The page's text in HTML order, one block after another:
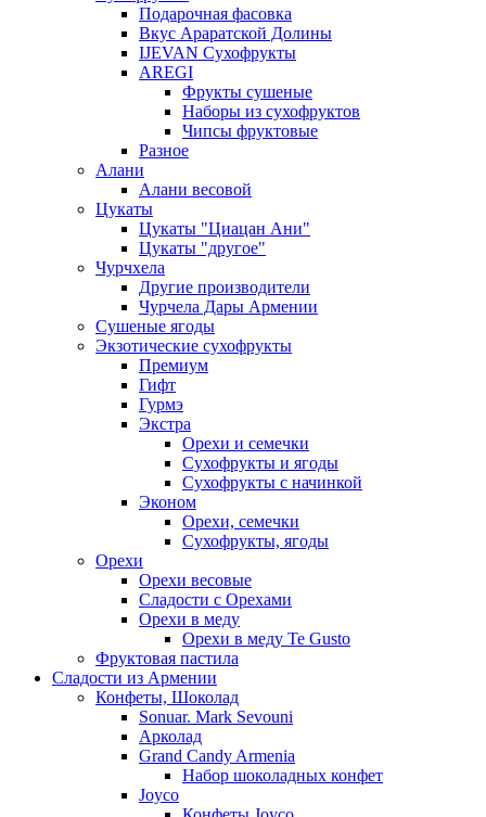
Подарочная фасовка
Вкус Араратской Долины
IJEVAN Сухофрукты
AREGI
Фрукты сушеные
Наборы из сухофруктов
Чипсы фруктовые
Разное
Алани
Алани весовой
Цукаты
Цукаты "Циацан Ани"
Цукаты "другое"
Чурчхела
Другие производители
Чурчела Дары Армении
Сушеные ягоды
Экзотические сухофрукты
Премиум
Гифт
Гурмэ
Экстра
Орехи и семечки
Сухофрукты и ягоды
Сухофрукты с начинкой
Эконом
Орехи, семечки
Сухофрукты, ягоды
Орехи
Орехи весовые
Сладости с Орехами
Орехи в меду
Орехи в меду Te Gusto
Фруктовая пастила
Сладости из Армении
Конфеты, Шоколад
Sonuar. Mark Sevouni
Арколад
Grand Candy Armenia
Набор шоколадных конфет
Joyco